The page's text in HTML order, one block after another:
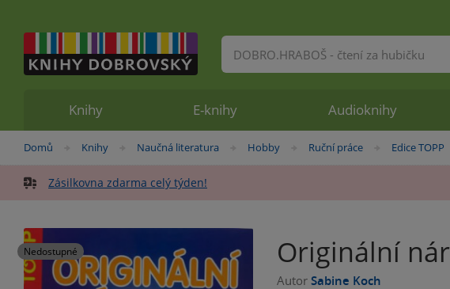
Nacházíte
zde:
Domů »
Knihy »
Naučná literatura »Hobby »
Ruční práce »
Edice TOPP
Zásilkovna zdarma celý týden!
Nedostupné Originální
Autor Sabine Koch
Knihy E-knihy Audioknihy
Vyhledávání